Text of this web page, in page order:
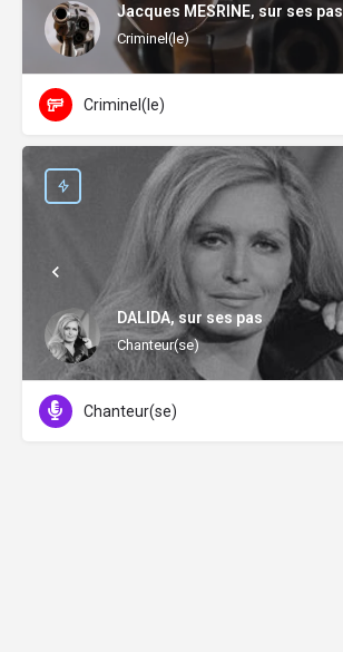
Jacques MESRINE, sur ses pas
Criminel(le)
Criminel(le)
DALIDA, sur ses pas
Chanteur(se)
Chanteur(se)